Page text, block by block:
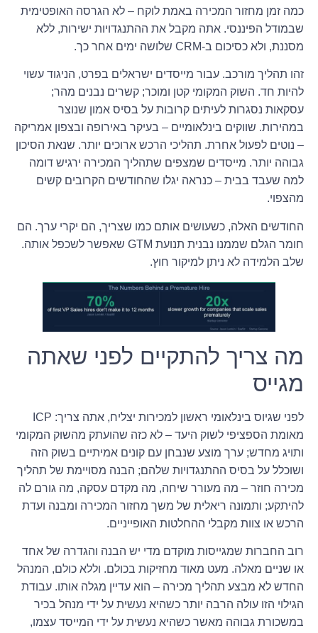
כמה זמן מחזור המכירה באמת לוקח – לא הגרסה האופטימית
שבמודל הפיננסי. אתה מקבל את ההתנגדויות ישירות, ללא
מסננת, ולא כסיכום ב-CRM שלושה ימים אחר כך.
זהו תהליך מורכב. עבור מייסדים ישראלים בפרט, הניגוד עשוי
להיות חד. השוק המקומי קטן ומוכר; קשרים נבנים מהר;
עסקאות נסגרות לעיתים קרובות על בסיס אמון שנוצר
במהירות. שווקים בינלאומיים – בעיקר באירופה ובצפון אמריקה
– נוטים לפעול אחרת. תהליכי הרכש ארוכים יותר. שנאת הסיכון
גבוהה יותר. מייסדים שמצפים שתהליך המכירה ירגיש דומה
למה שעבד בבית – כנראה יגלו שהחודשים הקרובים קשים
מהצפוי.
החודשים האלה, כשעושים אותם כמו שצריך, הם יקרי ערך. הם
חומר הגלם שממנו נבנית תנועת GTM שאפשר לשכפל אותה.
שלב הלמידה לא ניתן למיקור חוץ.
מה צריך להתקיים לפני שאתה
מגייס
לפני שגיוס בינלאומי ראשון למכירות יצליח, אתה צריך: ICP
מאומת הספציפי לשוק היעד – לא כזה שהועתק מהשוק המקומי
ותויג מחדש; ערך מוצע שנבחן עם קונים אמיתיים בשוק הזה
ושוכלל על בסיס ההתנגדויות שלהם; הבנה מסויימת של תהליך
מכירה חוזר – מה מעורר שיחה, מה מקדם עסקה, מה גורם לה
להיתקע; ותמונה ריאלית של משך מחזור המכירה ומבנה ועדת
הרכש או צוות מקבלי ההחלטות האופייניים.
רוב החברות שמגייסות מוקדם מדי יש הבנה והגדרה של אחד
או שניים מאלה. מעט מאוד מחזיקות בכולם. וללא כולם, המנהל
החדש לא מבצע תהליך מכירה – הוא עדיין מגלה אותו. עבודת
הגילוי הזו עולה הרבה יותר כשהיא נעשית על ידי מנהל בכיר
במשכורת גבוהה מאשר כשהיא נעשית על ידי המייסד עצמו,